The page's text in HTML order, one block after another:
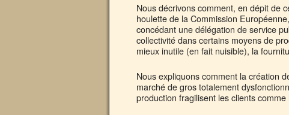
Nous décrivons comment, en dépit de
houlette de la Commission
concédant une délégation de service
collectivité dans certains moyens de
mieux inutile (en fait nuisible), la
Nous expliquons comment la création
marché de gros totalement
production fragilisent les clients